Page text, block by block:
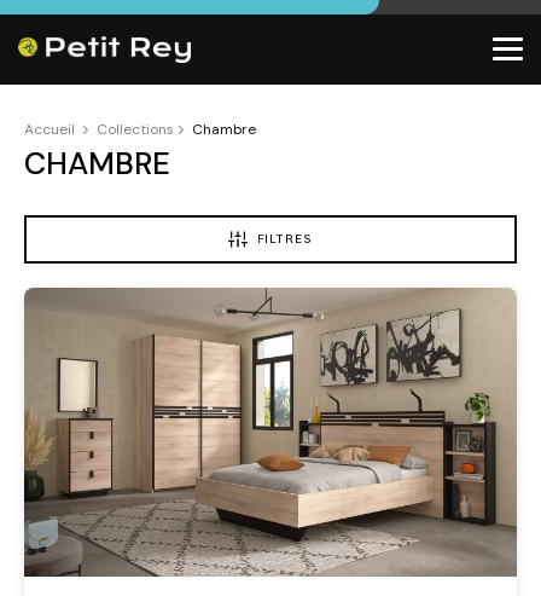
Accueil Collections Chambre
CHAMBRE
FILTRES